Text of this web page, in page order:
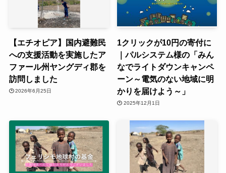
【エチオピア】国内避難民
への支援活動を実施したア
ファール州ヤングディ郡を
訪問しました
2026年6月25日
1クリックが10円の寄付に
｜パルシステム様の「みん
なでライトダウンキャンペ
ーン～電気のない地域に明
かりを届けよう～」
2025年12月1日